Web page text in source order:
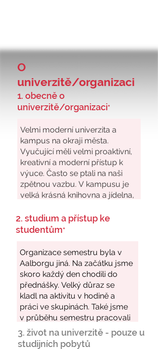
O
univerzitě/organizaci
1. obecně o
univerzitě/organizaci*
2. studium a přístup ke
studentům*
3. život na univerzitě - pouze u
studijních pobytů